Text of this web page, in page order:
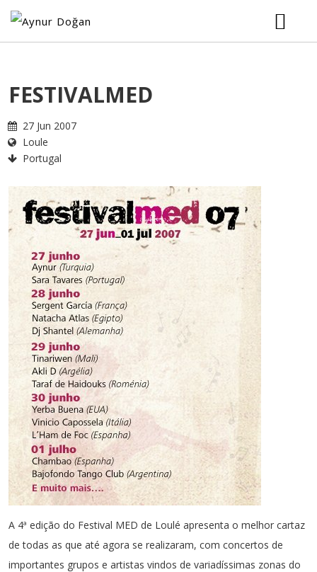
BIOGRAPHY
TOUR
VIDEOS
CONTACT
FESTIVALMED
27 Jun 2007
Loule
Portugal
A 4ª edição do Festival MED de Loulé apresenta o melhor cartaz
de todas as que até agora se realizaram, com concertos de
importantes grupos e artistas vindos de variadíssimas zonas do